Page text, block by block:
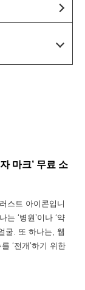
마크’ 무료 소
스트 아이콘입니
‘병원’이나 ‘약
굴. 또 하나는, 웹
‘전개’하기 위한